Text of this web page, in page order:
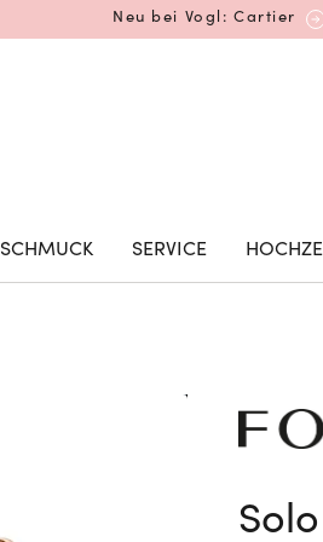
Neu bei Vogl: Cartier
Mehr erfahren: Ikonische Uhren
SCHMUCK SERVICE